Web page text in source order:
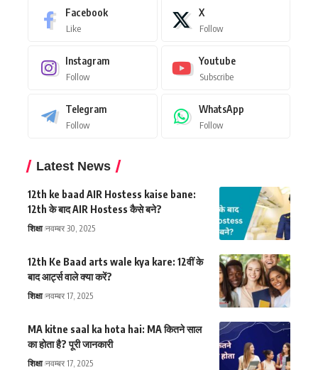
Facebook
Like
X
Follow
Instagram
Follow
Youtube
Subscribe
Telegram
Follow
WhatsApp
Follow
Latest News
12th ke baad AIR Hostess kaise bane:
12th के बाद AIR Hostess कैसे बने?
शिक्षा नवम्बर 30, 2025
12th Ke Baad arts wale kya kare: 12वीं के
बाद आर्ट्स वाले क्या करें?
शिक्षा नवम्बर 17, 2025
MA kitne saal ka hota hai: MA कितने साल
का होता है? पूरी जानकारी
शिक्षा नवम्बर 17, 2025